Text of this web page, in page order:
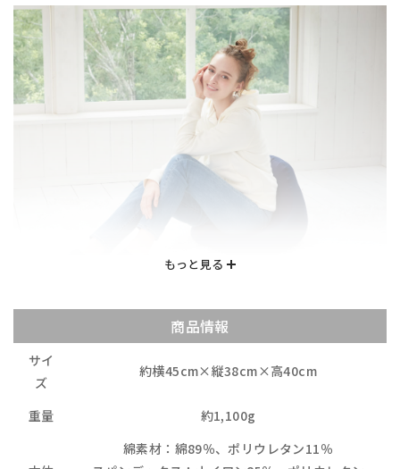
商品情報
サイ
ズ
約横45cm×縦38cm×高40cm
重量 約1,100g
綿素材：綿89％、ポリウレタン11％